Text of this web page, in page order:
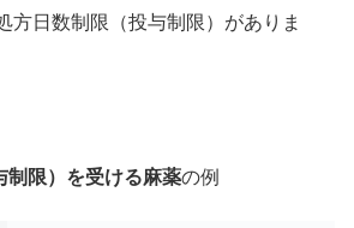
方日数制限（投与制限）がありま
制限）を受ける麻薬の例